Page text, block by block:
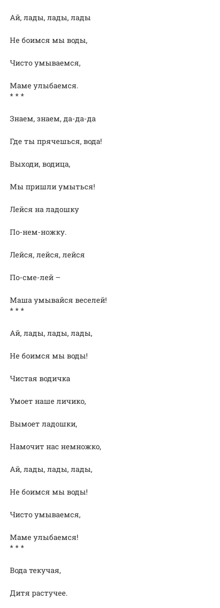
Ай, лады, лады, лады
Не боимся мы воды,
Чисто умываемся,
Маме улыбаемся.
* * *
Знаем, знаем, да-да-да
Где ты прячешься, вода!
Выходи, водица,
Мы пришли умыться!
Лейся на ладошку
По-нем-ножку.
Лейся, лейся, лейся
По-сме-лей –
Маша умывайся веселей!
* * *
Ай, лады, лады, лады,
Не боимся мы воды!
Чистая водичка
Умоет наше личико,
Вымоет ладошки,
Намочит нас немножко,
Ай, лады, лады, лады,
Не боимся мы воды!
Чисто умываемся,
Маме улыбаемся!
* * *
Вода текучая,
Дитя растучее.